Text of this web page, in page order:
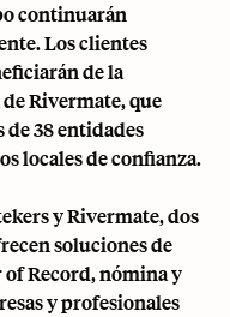
continuarán
Los clientes
de la
Rivermate, que
de 38 entidades
locales de confianza.
y Rivermate, dos
soluciones de
Record, nómina y
y profesionales